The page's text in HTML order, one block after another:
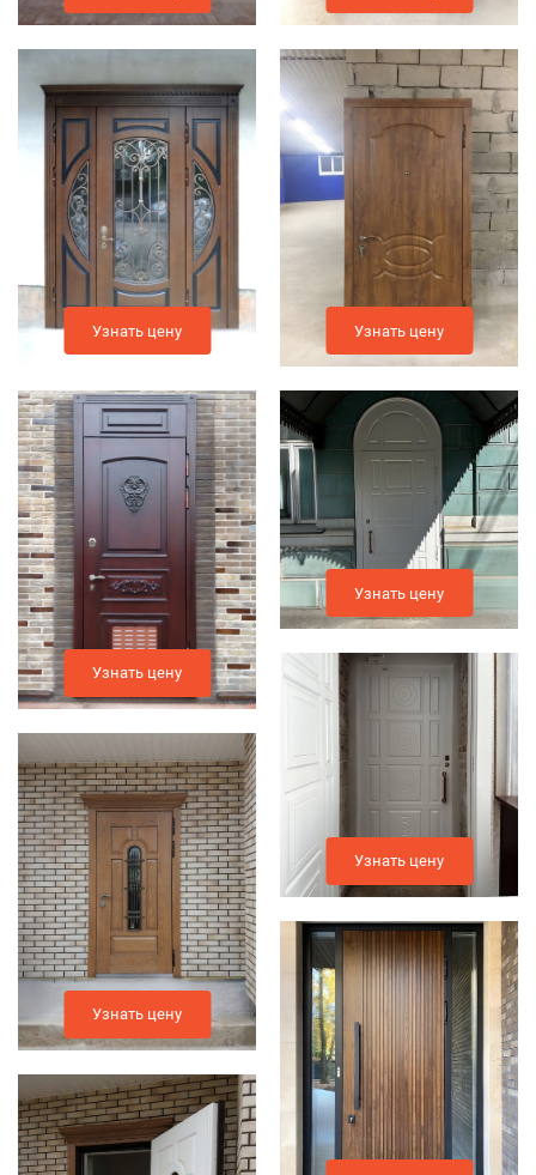
Узнать цену
Узнать цену
Узнать цену
Узнать цену
Узнать цену
Узнать цену